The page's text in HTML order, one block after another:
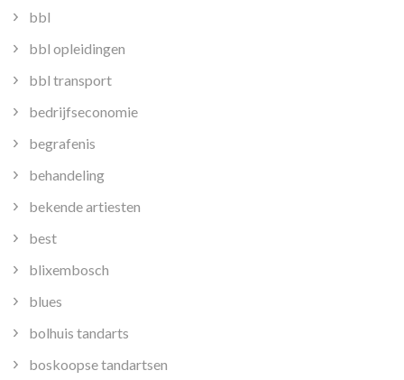
bbl
bbl opleidingen
bbl transport
bedrijfseconomie
begrafenis
behandeling
bekende artiesten
best
blixembosch
blues
bolhuis tandarts
boskoopse tandartsen